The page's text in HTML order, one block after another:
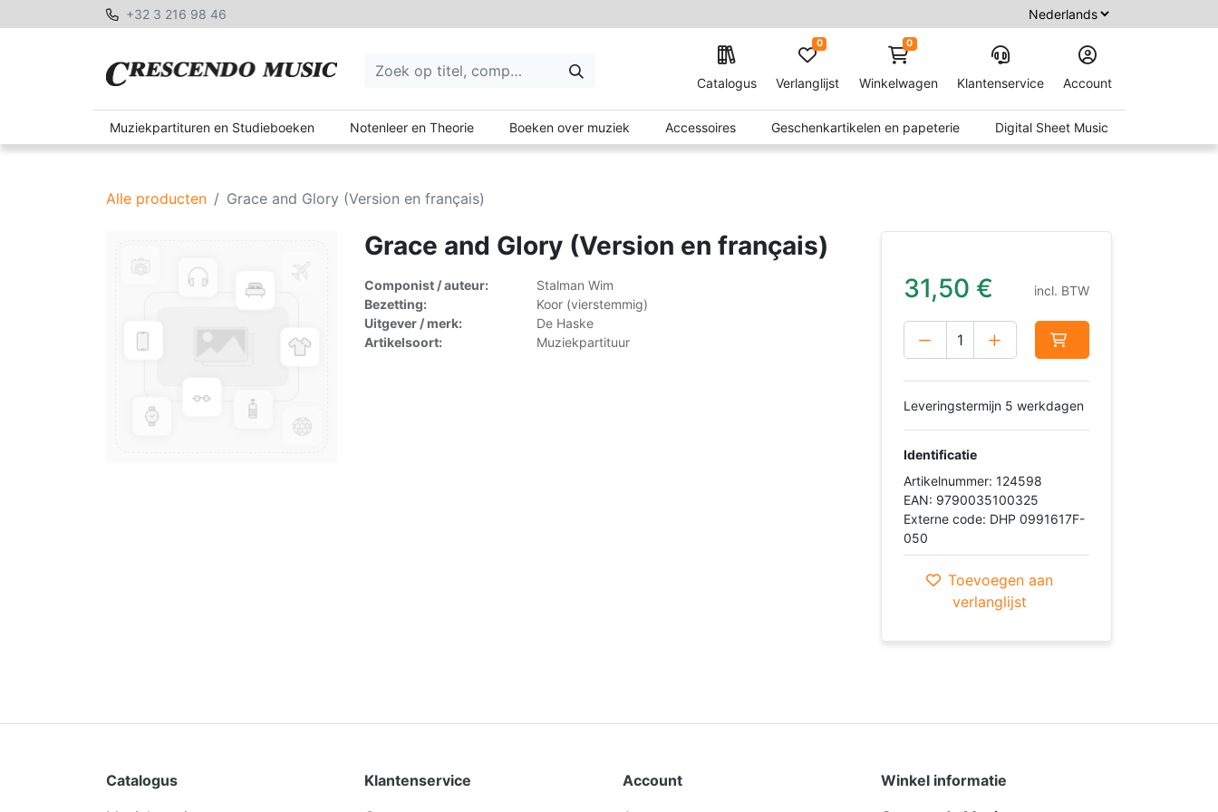
+32 3 216 98 46
Catalogus Verlanglijst
0 0
Winkelwagen Klantenservice Account
Muziekpartituren en Studieboeken Notenleer en Theorie Boeken over muziek Accessoires Geschenkartikelen en papeterie Digital Sheet Music
Alle producten Grace and Glory (Version en français)
Grace and Glory (Version en français)
Componist / auteur:
Stalman Wim
Bezetting:
Koor (vierstemmig)
Uitgever / merk:
De Haske
Artikelsoort:
Muziekpartituur
31,50 € incl. BTW
Leveringstermijn 5 werkdagen
Identificatie
Artikelnummer: 124598
EAN: 9790035100325
Externe code: DHP 0991617F-
050
Toevoegen aan
verlanglijst
Catalogus
Klantenservice
Account
Winkel informatie